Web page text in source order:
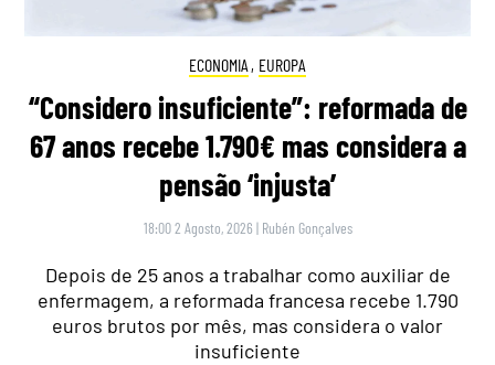
ECONOMIA , EUROPA
“Considero insuficiente”: reformada de
67 anos recebe 1.790€ mas considera a
pensão ‘injusta’
18:00 2 Agosto, 2026 | Rubén Gonçalves
Depois de 25 anos a trabalhar como auxiliar de
enfermagem, a reformada francesa recebe 1.790
euros brutos por mês, mas considera o valor
insuficiente